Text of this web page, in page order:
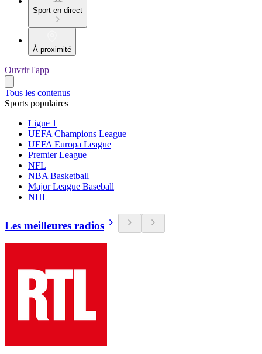
Sport en direct
À proximité
Ouvrir l'app
Tous les contenus
Sports populaires
Ligue 1
UEFA Champions League
UEFA Europa League
Premier League
NFL
NBA Basketball
Major League Baseball
NHL
Les meilleures radios